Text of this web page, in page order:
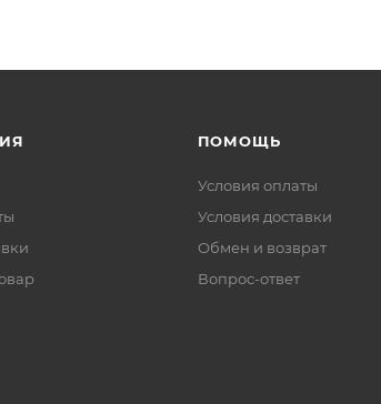
ПОМОЩЬ
Условия оплаты
Условия доставки
Обмен и возврат
Вопрос-ответ